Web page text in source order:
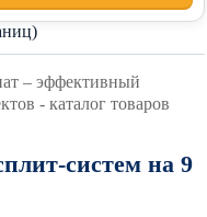
систем на 9